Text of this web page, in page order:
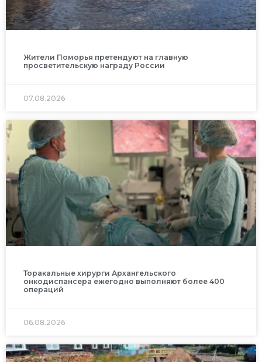
Жители Поморья претендуют на главную
просветительскую награду России
07.08.2026
Торакальные хирурги Архангельского
онкодиспансера ежегодно выполняют более 400
операций
06.08.2026